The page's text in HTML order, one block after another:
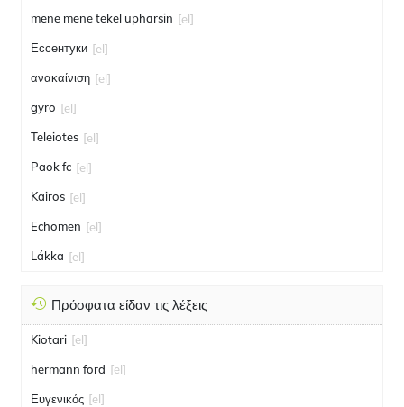
mene mene tekel upharsin [el]
Ессентуки [el]
ανακαίνιση [el]
gyro [el]
Teleiotes [el]
Paok fc [el]
Kairos [el]
Echomen [el]
Lákka [el]
Πρόσφατα είδαν τις λέξεις
Kiotari [el]
hermann ford [el]
Ευγενικός [el]